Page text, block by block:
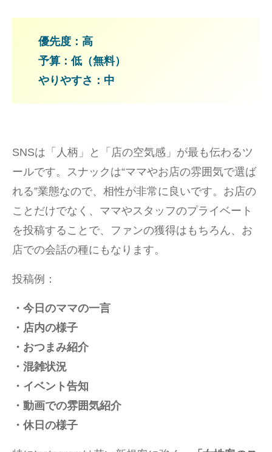
優先度：高
予算：低（無料）
やりやすさ：中
SNSは「人柄」と「店の空気感」が最も伝わるツ
ールです。スナックは“ママやお店の雰囲気で選ば
れる”業態なので、相性が非常に良いです。お店の
ことだけでなく、ママやスタッフのプライベート
を投稿することで、ファンの獲得はもちろん、お
店での会話の種にもなります。
投稿例：
・今日のママの一言
・店内の様子
・おつまみ紹介
・混雑状況
・イベント告知
・動画での雰囲気紹介
・休日の様子